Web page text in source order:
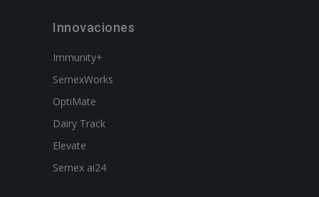
Innovaciones
Immunity+
SemexWorks
OptiMate
Dairy Track
Elevate
Semex ai24